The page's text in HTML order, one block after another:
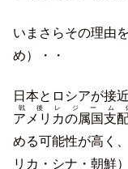
いまさらその理由
め）・・
日本とロシアが接
アメリカの属国支
戦後レジーム
める可能性が高く
リカ・シナ・朝鮮